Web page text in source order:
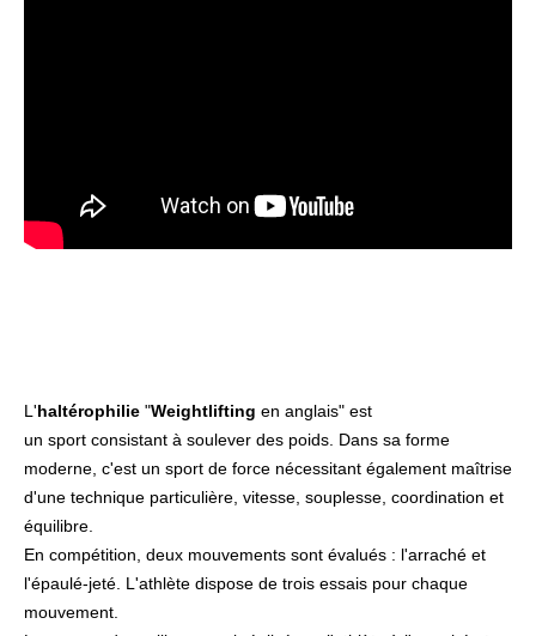
L'haltérophilie "Weightlifting en anglais" est
un sport consistant à soulever des poids. Dans sa forme
moderne, c'est un sport de force nécessitant également maîtrise
d'une technique particulière, vitesse, souplesse, coordination et
équilibre.
En compétition, deux mouvements sont évalués : l'arraché et
l'épaulé-jeté. L'athlète dispose de trois essais pour chaque
mouvement.